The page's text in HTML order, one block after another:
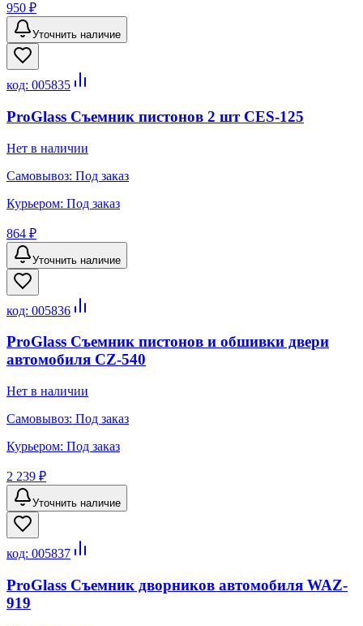
950 ₽
Уточнить наличие
код: 005835
ProGlass Съемник пистонов 2 шт CES-125
Нет в наличии
Самовывоз: Под заказ
Курьером: Под заказ
864 ₽
Уточнить наличие
код: 005836
ProGlass Съемник пистонов и обшивки двери
автомобиля CZ-540
Нет в наличии
Самовывоз: Под заказ
Курьером: Под заказ
2 239 ₽
Уточнить наличие
код: 005837
ProGlass Съемник дворников автомобиля WAZ-
919